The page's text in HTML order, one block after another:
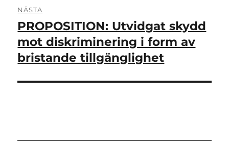
NÄSTA
Nästa
inlägg:
PROPOSITION: Utvidgat skydd
mot diskriminering i form av
bristande tillgänglighet